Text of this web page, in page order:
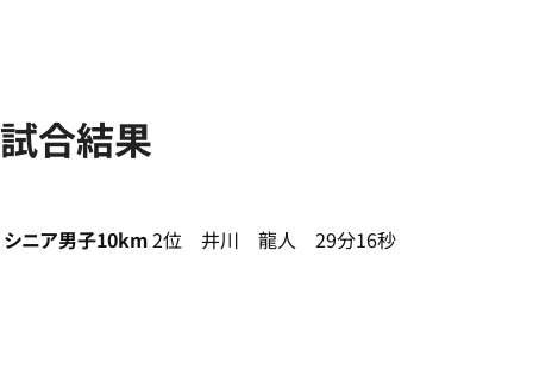
試合結果
シニア男子10km2位 井川 龍人 29分16秒